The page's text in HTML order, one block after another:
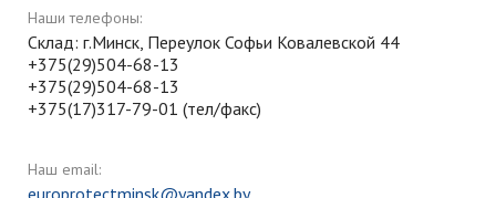
Наши телефоны:
Склад: г.Минск, Переулок Софьи Ковалевской 44
+375(29)504-68-13
+375(29)504-68-13
+375(17)317-79-01 (тел/факс)
Наш email:
europrotectminsk@yandex.by